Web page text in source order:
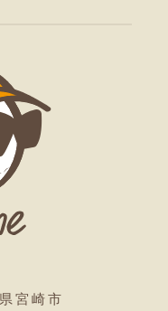
宮崎市